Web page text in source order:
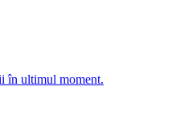
în ultimul moment.